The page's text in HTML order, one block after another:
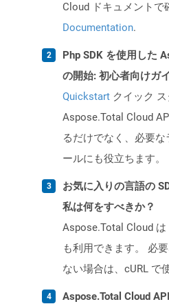
Cloud ドキュメントで
Documentation.
Php SDK を使用した
の開始: 初心者向けガ
Quickstart クイック ス
Aspose.Total Cloud
るだけでなく、必要
ールにも役立ちます。
お気に入りの言語の
私は何をすべきか？
Aspose.Total Cloud
も利用できます。 必
ない場合は、cURL で
Aspose.Total Cloud